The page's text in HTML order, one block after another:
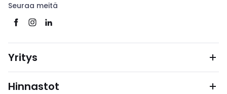
Seuraa meitä
Yritys
Hinnastot